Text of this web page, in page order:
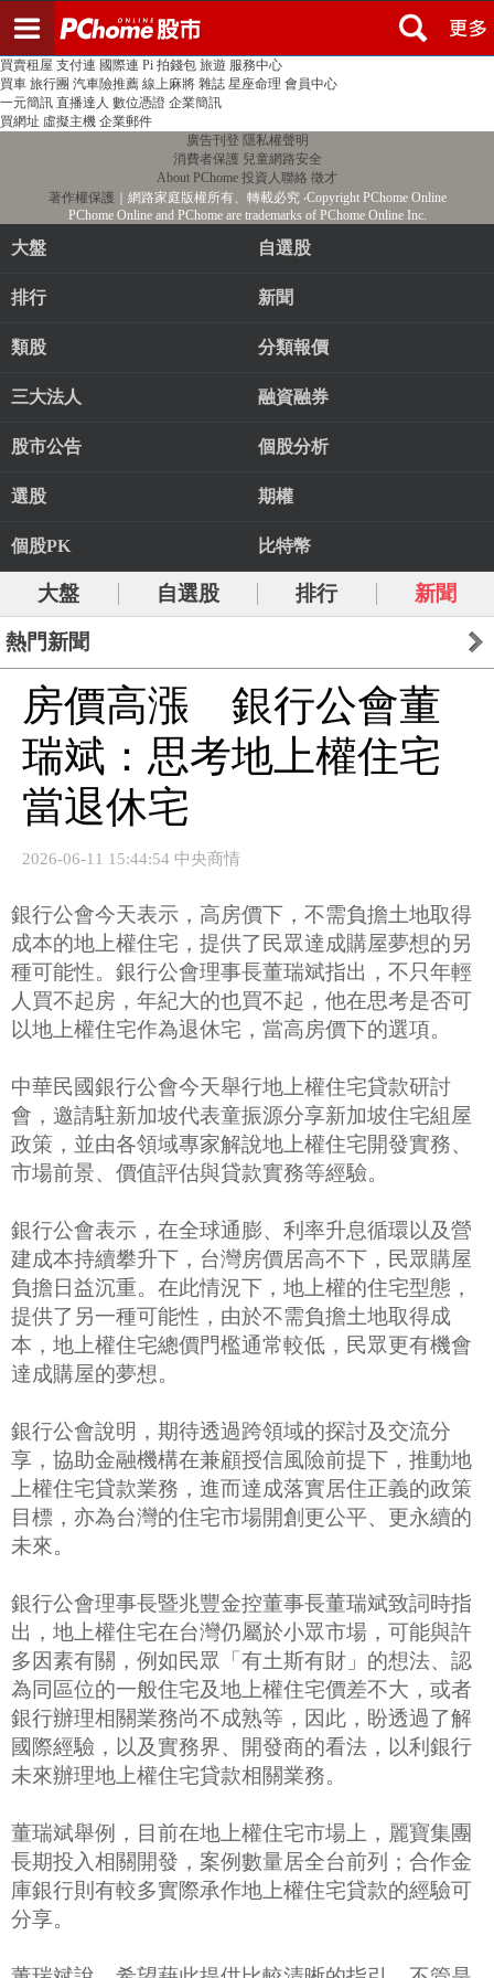
PChome首頁 線上購物 24h購物 書店
買賣租屋 支付連 國際連 Pi 拍錢包 旅遊 服務中心
買車 旅行團 汽車險推薦 線上麻將 雜誌 星座命理 會員中心
一元簡訊 直播達人 數位憑證 企業簡訊
買網址 虛擬主機 企業郵件
廣告刊登 隱私權聲明
消費者保護 兒童網路安全
About PChome 投資人聯絡 徵才
著作權保護 ｜網路家庭版權所有、轉載必究‧Copyright PChome Online
PChome Online and PChome are trademarks of PChome Online Inc.
大盤 自選股
排行 新聞
類股 分類報價
三大法人 融資融券
股市公告 個股分析
選股 期權
個股PK 比特幣
大盤 自選股 排行 新聞
熱門新聞
房價高漲 銀行公會董
瑞斌：思考地上權住宅
當退休宅
2026-06-11 15:44:54 中央商情
銀行公會今天表示，高房價下，不需負擔土地取得
成本的地上權住宅，提供了民眾達成購屋夢想的另
種可能性。銀行公會理事長董瑞斌指出，不只年輕
人買不起房，年紀大的也買不起，他在思考是否可
以地上權住宅作為退休宅，當高房價下的選項。
中華民國銀行公會今天舉行地上權住宅貸款研討
會，邀請駐新加坡代表童振源分享新加坡住宅組屋
政策，並由各領域專家解說地上權住宅開發實務、
市場前景、價值評估與貸款實務等經驗。
銀行公會表示，在全球通膨、利率升息循環以及營
建成本持續攀升下，台灣房價居高不下，民眾購屋
負擔日益沉重。在此情況下，地上權的住宅型態，
提供了另一種可能性，由於不需負擔土地取得成
本，地上權住宅總價門檻通常較低，民眾更有機會
達成購屋的夢想。
銀行公會說明，期待透過跨領域的探討及交流分
享，協助金融機構在兼顧授信風險前提下，推動地
上權住宅貸款業務，進而達成落實居住正義的政策
目標，亦為台灣的住宅市場開創更公平、更永續的
未來。
銀行公會理事長暨兆豐金控董事長董瑞斌致詞時指
出，地上權住宅在台灣仍屬於小眾市場，可能與許
多因素有關，例如民眾「有土斯有財」的想法、認
為同區位的一般住宅及地上權住宅價差不大，或者
銀行辦理相關業務尚不成熟等，因此，盼透過了解
國際經驗，以及實務界、開發商的看法，以利銀行
未來辦理地上權住宅貸款相關業務。
董瑞斌舉例，目前在地上權住宅市場上，麗寶集團
長期投入相關開發，案例數量居全台前列；合作金
庫銀行則有較多實際承作地上權住宅貸款的經驗可
分享。